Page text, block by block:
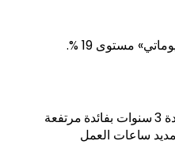
مستوى 19 %.
ساعات العمل